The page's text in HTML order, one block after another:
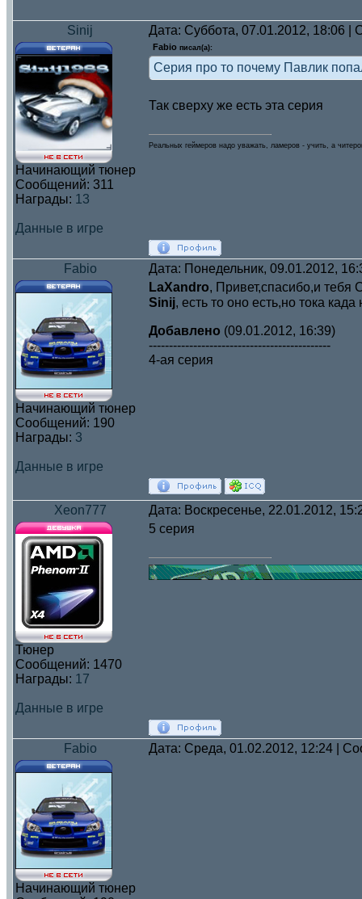
Sinij Дата: Суббота, 07.01.2012, 18:06
Начинающий тюнер
Сообщений: 311
Награды: 13
Данные в игре
Fabio писал(а):
Серия про то почему Павлик
Так сверху же есть эта серия
Реальных геймеров надо уважать, ламеров - учить, а
Fabio Дата: Понедельник, 09.01.2012,
Начинающий тюнер
Сообщений: 190
Награды: 3
Данные в игре
LaXandro, Привет,спасибо,и
Sinij, есть то оно есть,но тока
Добавлено (09.01.2012, 16:39)
---------------------------------------------
4-ая серия
Xeon777 Дата: Воскресенье, 22.01.2012,
Тюнер
Сообщений: 1470
Награды: 17
Данные в игре
5 серия
Fabio Дата: Среда, 01.02.2012, 12:24 |
Начинающий тюнер